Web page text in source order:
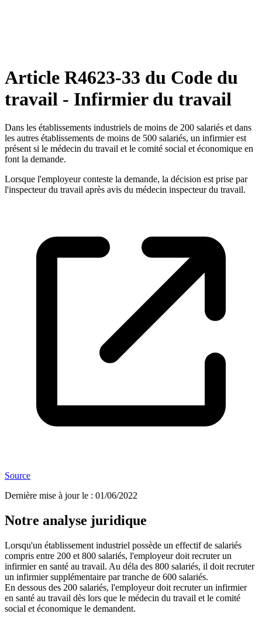
Article R4623-33 du Code du
travail - Infirmier du travail
Dans les établissements industriels de moins de 200 salariés et dans
les autres établissements de moins de 500 salariés, un infirmier est
présent si le médecin du travail et le comité social et économique en
font la demande.
Lorsque l'employeur conteste la demande, la décision est prise par
l'inspecteur du travail après avis du médecin inspecteur du travail.
Source
Dernière mise à jour le : 01/06/2022
Notre analyse juridique
Lorsqu'un établissement industriel possède un effectif de salariés
compris entre 200 et 800 salariés, l'employeur doit recruter un
infirmier en santé au travail. Au déla des 800 salariés, il doit recruter
un infirmier supplémentaire par tranche de 600 salariés.
En dessous des 200 salariés, l'employeur doit recruter un infirmier
en santé au travail dès lors que le médecin du travail et le comité
social et économique le demandent.